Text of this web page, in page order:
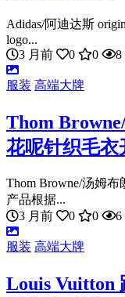
Adidas/阿迪达斯
logo...
3 月前
0 0 8
服装 高端大牌
Thom
花呢针织毛衣
Thom Browne/汤姆
产品根据...
3 月前
0 0 6
服装 高端大牌
Louis Vuitton